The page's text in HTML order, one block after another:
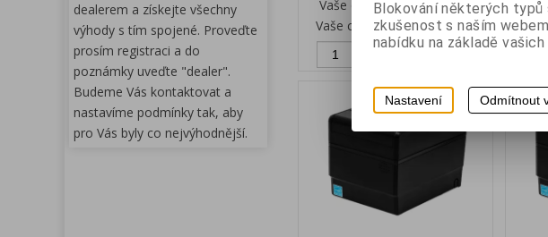
dealerem a získejte všechny
výhody s tím spojené. Proveďte
prosím registraci a do
poznámky uveďte "dealer".
Budeme Vás kontaktovat a
nastavíme podmínky tak, aby
pro Vás byly co nejvýhodnější.
Vaše cena bez DPH:5 784 Kč
Vaše cena s DPH:6 998,50 Kč
Blokování některých typů
zkušenost s naším
nabídku na základě
Nastavení Odmítnout